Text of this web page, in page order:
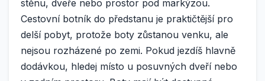
stěnu, dveře nebo prostor pod markýzou.
Cestovní botník do předstanu je praktičtější pro
delší pobyt, protože boty zůstanou venku, ale
nejsou rozházené po zemi. Pokud jezdíš hlavně
dodávkou, hledej místo u posuvných dveří nebo